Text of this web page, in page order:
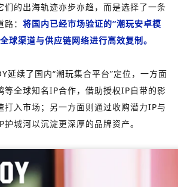
们的出海轨迹亦步亦趋，而是选择了一条
： 将国内已经市场验证的“潮玩安卓模
球渠道与供应链网络进行高效复制。
延续了国内“潮玩集合平台”定位，一方面
等全球知名IP合作，借助授权IP自带的影
打入市场；另一方面则通过收购潜力IP与
城河以沉淀更深厚的品牌资产。